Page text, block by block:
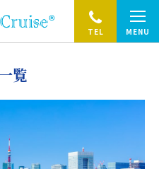
TEL MENU
覧